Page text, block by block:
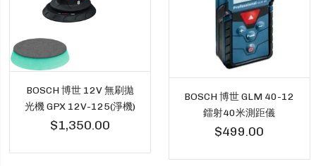
BOSCH 博世 12V 無刷拋
光機 GPX 12V-125(淨機)
$1,350.00
BOSCH 博世 GLM 40-12
鐳射40米測距儀
$499.00